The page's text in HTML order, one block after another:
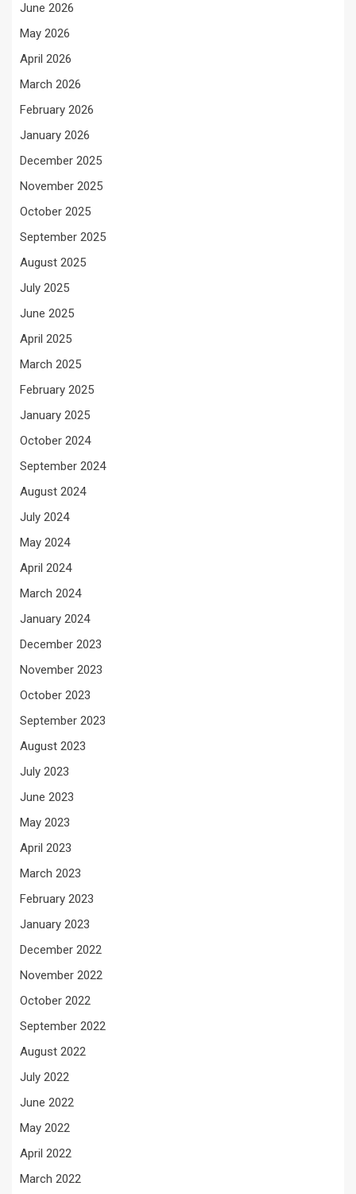
June 2026
May 2026
April 2026
March 2026
February 2026
January 2026
December 2025
November 2025
October 2025
September 2025
August 2025
July 2025
June 2025
April 2025
March 2025
February 2025
January 2025
October 2024
September 2024
August 2024
July 2024
May 2024
April 2024
March 2024
January 2024
December 2023
November 2023
October 2023
September 2023
August 2023
July 2023
June 2023
May 2023
April 2023
March 2023
February 2023
January 2023
December 2022
November 2022
October 2022
September 2022
August 2022
July 2022
June 2022
May 2022
April 2022
March 2022